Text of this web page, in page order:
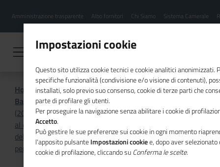
contenuto
Menu
hamburgher
Amministrazione trasparente Albo fornitori Chi Siamo Sistema Camerale
Home
Amministrazione Trasparente
Bandi di concorso
Archivio 2019 -2024
(2021) Avviso per l'acquisizione di candidature finalizzate
al conferimento dell'incarico di componente monocratico
dell'Organismo indipendente di valutazione della
performance (O.I.V.)
Impostazioni cookie
Questo sito utilizza cookie tecnici e cookie analitici anonimizzati.
specifiche funzionalità (condivisione e/o visione di contenuti),
installati, solo previo suo consenso, cookie di terze parti che
parte di profilare gli utenti.
Per proseguire la navigazione senza abilitare i cookie di
Accetto.
Può gestire le sue preferenze sui cookie in ogni momento
l'apposito pulsanteImpostazioni cookiee, dopo aver
cookie di profilazione, cliccando suConferma le scelte.